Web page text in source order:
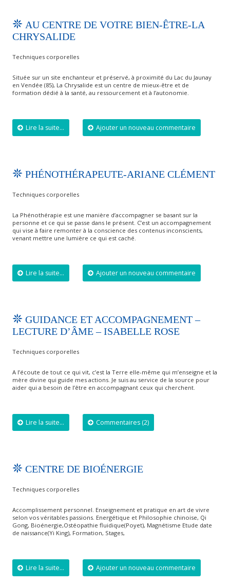
AU CENTRE DE VOTRE BIEN-ÊTRE-LA
CHRYSALIDE
Techniques corporelles
Située sur un site enchanteur et préservé, à proximité du Lac du Jaunay
en Vendée (85), La Chrysalide est un centre de mieux-être et de
formation dédié à la santé, au ressourcement et à l’autonomie.
Lire la suite... Ajouter un nouveau commentaire
PHÉNOTHÉRAPEUTE-ARIANE CLÉMENT
Techniques corporelles
La Phénothérapie est une manière d’accompagner se basant sur la
personne et ce qui se passe dans le présent. C’est un accompagnement
qui vise à faire remonter à la conscience des contenus inconscients,
venant mettre une lumière ce qui est caché.
Lire la suite... Ajouter un nouveau commentaire
GUIDANCE ET ACCOMPAGNEMENT –
LECTURE D’ÂME – ISABELLE ROSE
Techniques corporelles
A l’écoute de tout ce qui vit, c’est la Terre elle-même qui m’enseigne et la
mère divine qui guide mes actions. Je suis au service de la source pour
aider qui a besoin de l’être en accompagnant ceux qui cherchent.
Lire la suite... Commentaires (2)
CENTRE DE BIOÉNERGIE
Techniques corporelles
Accomplissement personnel. Enseignement et pratique en art de vivre
selon vos véritables passions. Energétique et Philosophie chinoise, Qi
Gong, Bioénergie,Ostéopathie fluidique(Poyet), Magnétisme Etude date
de naissance(Yi King), Formation, Stages,
Lire la suite... Ajouter un nouveau commentaire